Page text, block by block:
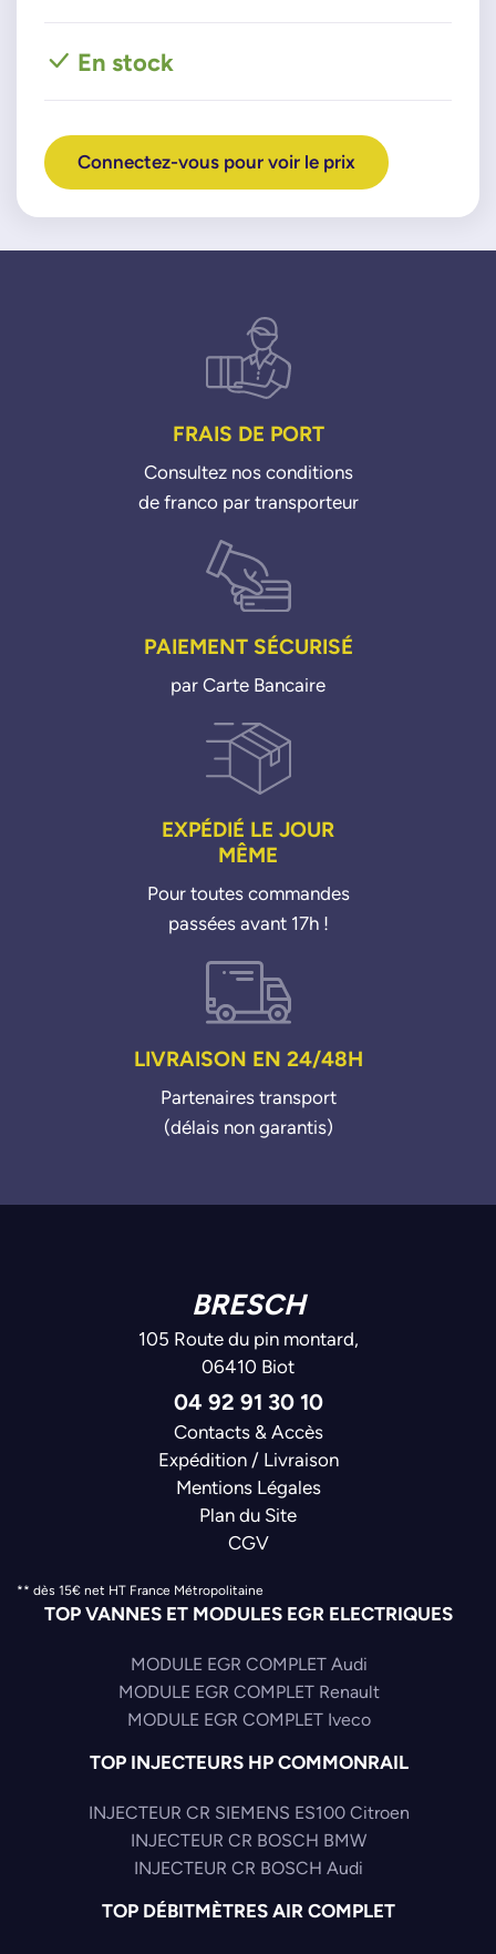
En stock
Connectez-vous pour voir le prix
FRAIS DE PORT
Consultez nos conditions
de franco par transporteur
PAIEMENT SÉCURISÉ
par Carte Bancaire
EXPÉDIÉ LE JOUR
MÊME
Pour toutes commandes
passées avant 17h !
LIVRAISON EN 24/48H
Partenaires transport
(délais non garantis)
BRESCH
105 Route du pin montard,
06410 Biot
04 92 91 30 10
Contacts & Accès
Expédition / Livraison
Mentions Légales
Plan du Site
CGV
** dès 15€ net HT France Métropolitaine
TOP VANNES ET MODULES EGR ELECTRIQUES
MODULE EGR COMPLET Audi
MODULE EGR COMPLET Renault
MODULE EGR COMPLET Iveco
TOP INJECTEURS HP COMMONRAIL
INJECTEUR CR SIEMENS ES100 Citroen
INJECTEUR CR BOSCH BMW
INJECTEUR CR BOSCH Audi
TOP DÉBITMÈTRES AIR COMPLET